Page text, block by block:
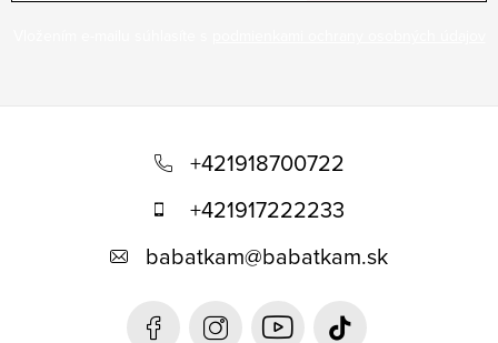
+421918700722
+421917222233
babatkam@babatkam.sk